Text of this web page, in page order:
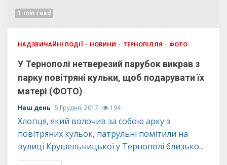
1 min read
НАДЗВИЧАЙНІ ПОДІЇ НОВИНИ ТЕРНОПІЛЛЯ ФОТО
У Тернополі нетверезий парубок викрав з
парку повітряні кульки, щоб подарувати їх
матері (ФОТО)
Наш день 5 Грудня, 2017 194
Хлопця, який волочив за собою арку з
повітряних кульок, патрульні помітили на
вулиці Крушельницької у Тернополі близько...